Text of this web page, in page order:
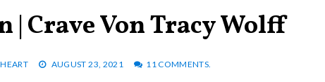
| Crave Von Tracy Wolff
AUGUST 23, 2021 11 COMMENTS.